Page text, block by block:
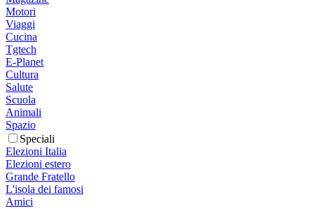
Motori
Viaggi
Cucina
Tgtech
E-Planet
Cultura
Salute
Scuola
Animali
Spazio
Speciali
Elezioni Italia
Elezioni estero
Grande Fratello
L'isola dei famosi
Amici